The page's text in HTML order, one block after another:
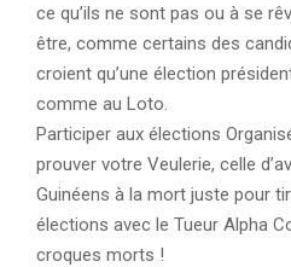
ce qu’ils ne sont pas ou à se
être, comme certains des
croient qu’une élection
comme au Loto.
Participer aux élections
prouver votre Veulerie, celle
Guinéens à la mort juste pour
élections avec le Tueur Alpha
croques morts !